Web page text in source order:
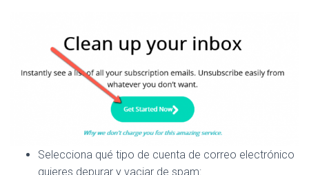
Selecciona qué tipo de cuenta de correo electrónico
quieres depurar y vaciar de spam: